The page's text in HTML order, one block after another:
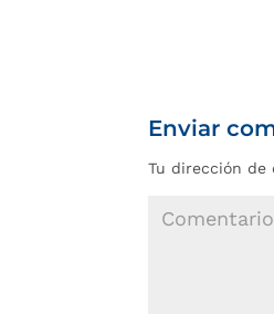
Enviar
Tu dirección de